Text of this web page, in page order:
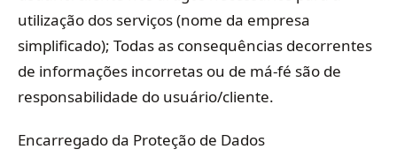
utilização dos serviços (nome da empresa
simplificado); Todas as consequências decorrentes
de informações incorretas ou de má-fé são de
responsabilidade do usuário/cliente.
Encarregado da Proteção de Dados